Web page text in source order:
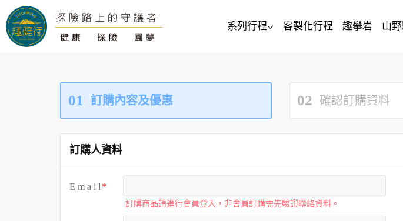
系列行程 客製化行程 趣攀岩 山
01 訂購內容及優惠 02 確認訂購資料
訂購人資料
E m a i l
訂購商品請進行會員登入，非會員訂購需先驗證聯絡資料。